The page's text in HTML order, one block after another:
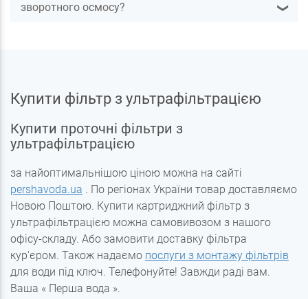
зворотного осмосу?
❯
Купити фільтр з ультрафільтрацією
Купити проточні фільтри з
ультрафільтрацією
за найоптимальнішою ціною можна на сайті
pershavoda.ua . По регіонах України товар доставляємо
Новою Поштою. Купити картриджний фільтр з
ультрафільтрацією можна самовивозом з нашого
офісу-складу. Або замовити доставку фільтра
кур'єром. Також надаємо послуги з монтажу фільтрів
для води під ключ. Телефонуйте! Завжди раді вам.
Ваша « Перша вода ».